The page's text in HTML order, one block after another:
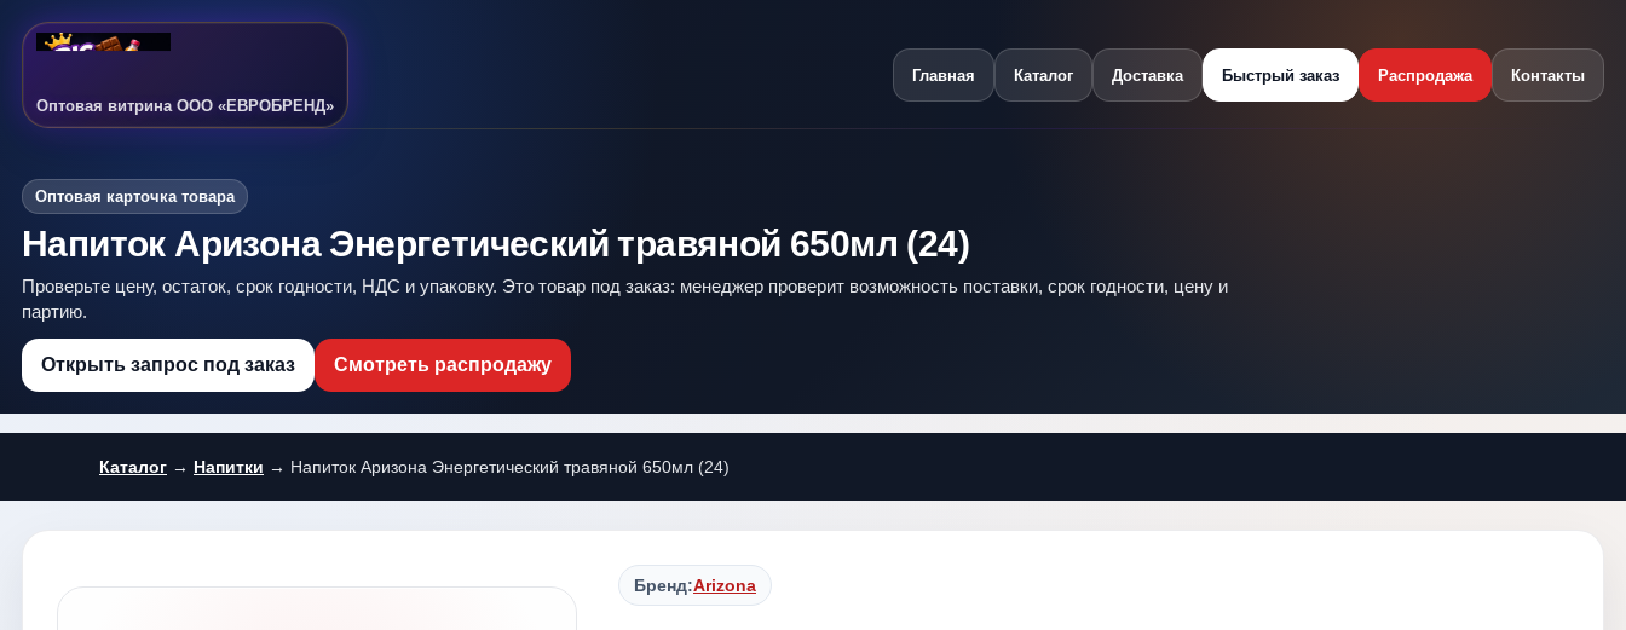
Оптовая витрина ООО «ЕВРОБРЕНД»
Главная Каталог Доставка Быстрый заказ Распродажа Контакты
Оптовая карточка товара
Напиток Аризона Энергетический травяной 650мл (24)
Проверьте цену, остаток, срок годности, НДС и упаковку. Это товар под заказ: менеджер проверит возможность поставки, срок годности, цену и
партию.
Открыть запрос под заказ Смотреть распродажу
Каталог → Напитки → Напиток Аризона Энергетический травяной 650мл (24)
Бренд:Arizona